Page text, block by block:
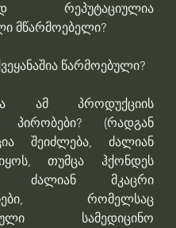
რეპუტაციულია
მწარმოებელი?
წარმოებული?
ამ პროდუქციის
პირობები? (რადგან
შეიძლება, ძალიან
თუმცა ჰქონდეს
ძალიან მკაცრი
რომელსაც
სამედიცინო